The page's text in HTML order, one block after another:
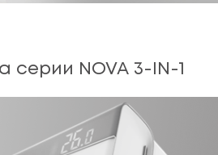
серии NOVA 3-IN-1